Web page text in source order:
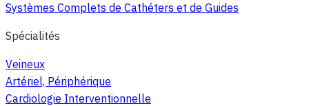
Systèmes Complets de Cathéters et de Guides
Spécialités
Veineux
Artériel, Périphérique
Cardiologie Interventionnelle